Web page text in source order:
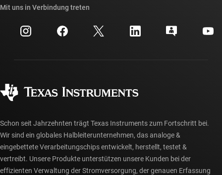
Veranstaltungen
Investorenbeziehungen
Querverweis-Suche
Kundensupportzentrum
myTI-Konto FAQs
Häufig gestellte Fragen zu Bestellungen
Mit uns in Verbindung treten
Schon seit Jahrzehnten trägt Texas Instruments zum Fortschritt bei.
Wir sind ein globales Halbleiterunternehmen, das analoge &
eingebettete Verarbeitungschips entwickelt, herstellt, testet &
vertreibt. Unsere Produkte unterstützen unsere Kunden bei der
effizienten Verwaltung der Stromversorgung, der genauen Erfassung